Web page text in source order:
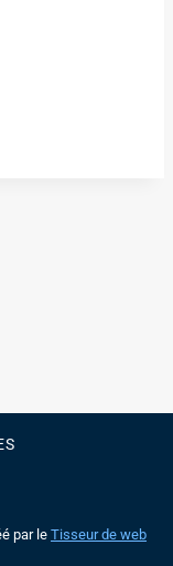
par le Tisseur de web